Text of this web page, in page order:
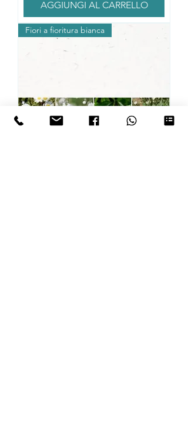
AGGIUNGI AL CARRELLO
Fiori a fioritura bianca